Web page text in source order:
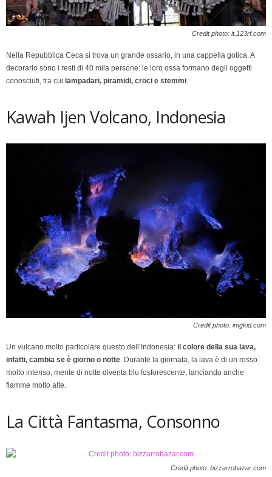
Credit photo: it.123rf.com
Nella Repubblica Ceca si trova un grande ossario, in una cappella gotica. A
decorarlo sono i resti di 40 mila persone: le loro ossa formano degli oggetti
conosciuti, tra cui lampadari, piramidi, croci e stemmi
Kawah Ijen Volcano, Indonesia
Credit photo: imgkid.com
Un vulcano molto particolare questo dell’Indonesia: il colore della sua lava,
infatti, cambia se è giorno o notte . Durante la giornata, la lava è di un rosso
molto intenso, mente di notte diventa blu fosforescente, lanciando anche
fiamme molto alte.
La Città Fantasma, Consonno
Credit photo: bizzarrobazar.com